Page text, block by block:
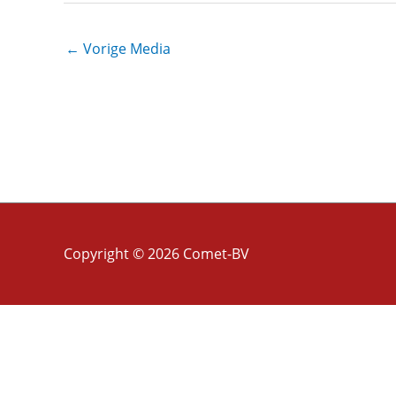
← Vorige Media
Copyright © 2026 Comet-BV